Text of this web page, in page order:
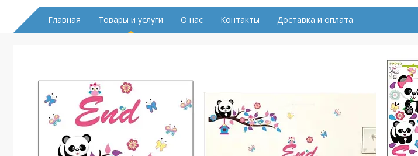
Главная Товары и услуги О нас Контакты Доставка и оплата